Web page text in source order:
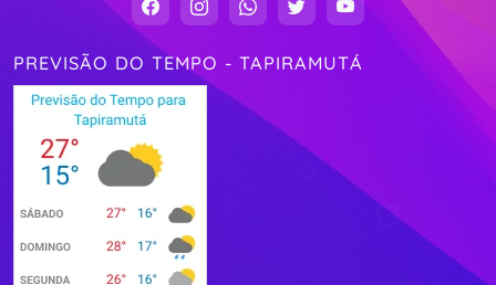
PREVISÃO DO TEMPO - TAPIRAMUTÁ